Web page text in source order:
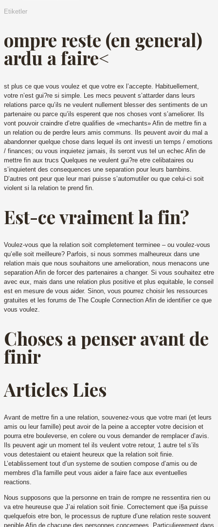
Etiketler
ompre reste (en general)
ardu a faire<
st plus ce que vous voulez et que votre ex l’accepte. Habituellement,
votre n’est gui?re si simple. Les mecs peuvent s’attarder dans leurs
relations parce qu’ils ne veulent nullement blesser des sentiments de un
partenaire ou parce qu’ils esperent que nos choses vont s’ameliorer. Ils
vont pouvoir craindre d’etre qualifies de «mechants» Afin de mettre fin a
un relation ou de perdre leurs amis communs. Ils peuvent avoir du mal a
abandonner quelque chose dans lequel ils ont investi un temps / emotions
/ finances; ou vous inquietez jamais, ils seront vus tel un echec Afin de
mettre fin aux trucs Quelques ne veulent gui?re etre celibataires ou
s’inquietent des consequences une separation pour leurs bambins.
D’autres ont peur que leur mari puisse s’automutiler ou que celui-ci soit
violent si la relation te prend fin.
Est-ce vraiment la fin?
Voulez-vous que la relation soit completement terminee – ou voulez-vous
qu’elle soit meilleure? Parfois, si nous sommes malheureux dans une
relation mais que nous souhaitons une amelioration, nous menacons une
separation Afin de forcer des partenaires a changer. Si vous souhaitez etre
avec eux, mais dans une relation plus positive et plus equitable, le conseil
est en mesure de vous aider. Sinon, vous pourrez choisir les ressources
gratuites et les forums de The Couple Connection Afin de identifier ce que
vous voulez.
Choses a penser avant de
finir
Articles Lies
Avant de mettre fin a une relation, souvenez-vous que votre mari (et leurs
amis ou leur famille) peut avoir de la peine a accepter votre decision et
pourra etre bouleverse, en colere ou vous demander de remplacer d’avis.
Ils peuvent agir un moment tel ils veulent votre retour, 1 autre tel s’ils
vous detestaient ou etaient heureux que la relation soit finie.
L’etablissement tout d’un systeme de soutien compose d’amis ou de
membres d’la famille peut vous aider a faire face aux eventuelles
reactions.
Nous supposons que la personne en train de rompre ne ressentira rien ou
va etre heureuse que J’ai relation soit finie. Correctement que i§a puisse
quelquefois etre bon, le processus de rupture d’une relation reste souvent
penible Afin de chacune des personnes concernees. Particulierement dans